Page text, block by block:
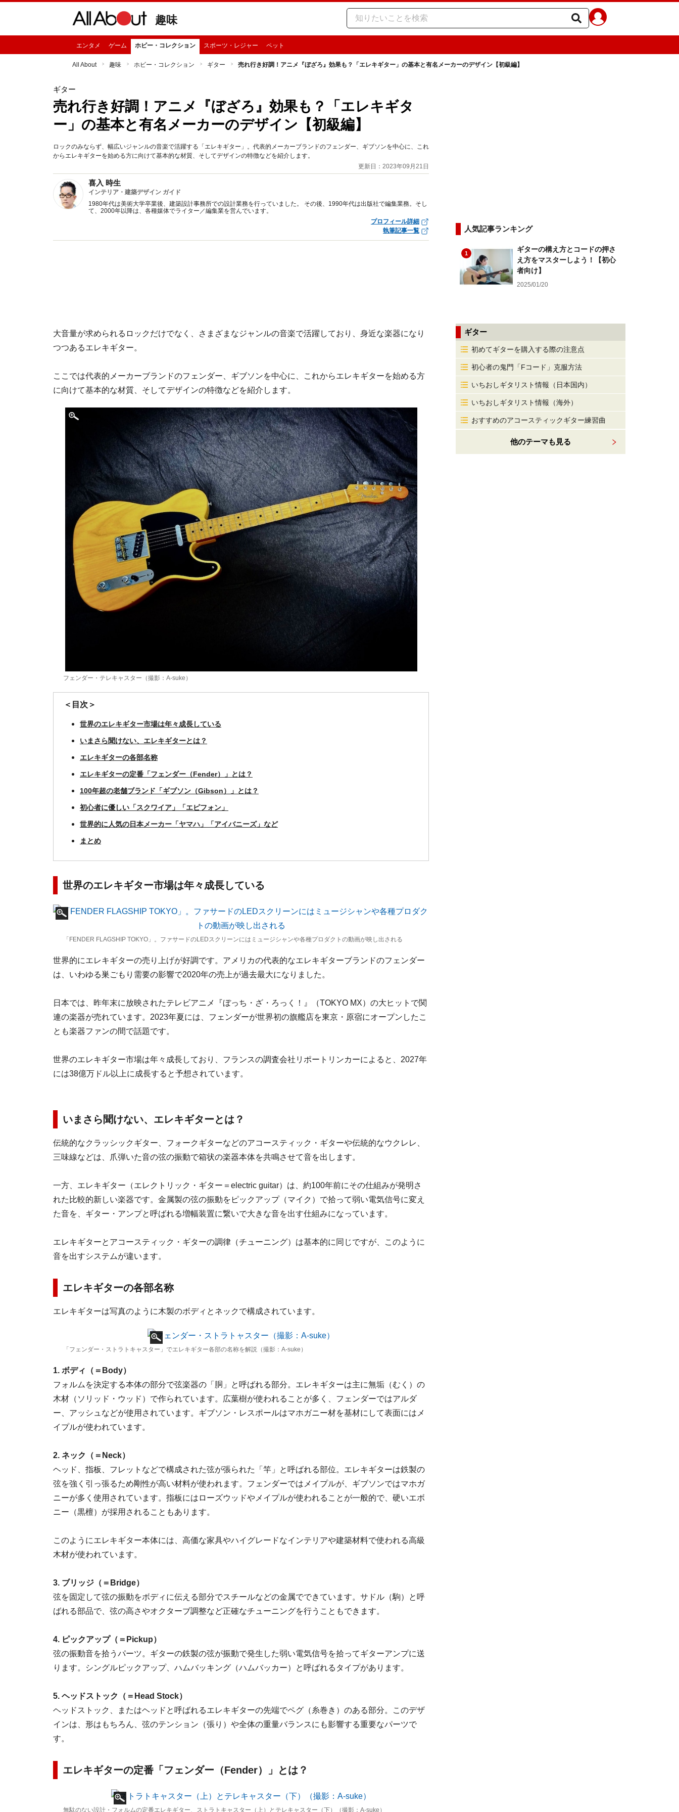
趣味
エンタメ ゲーム ホビー・コレクション スポーツ・レジャー ペット
All About 趣味 ホビー・コレクション ギター 売れ行き好調！アニメ『ぼざろ』効果も？「エレキギター」の基本と有名メーカーのデザイン【初級編】
ギター
売れ行き好調！アニメ『ぼざろ』効果も？「エレキギタ
ー」の基本と有名メーカーのデザイン【初級編】
ロックのみならず、幅広いジャンルの音楽で活躍する「エレキギター」。代表的メーカーブランドのフェンダー、ギブソンを中心に、これ
からエレキギターを始める方に向けて基本的な材質、そしてデザインの特徴などを紹介します。
更新日：2023年09月21日
喜入 時生
インテリア・建築デザイン ガイド
1980年代は美術大学卒業後、建築設計事務所での設計業務を行っていました。 その後、1990年代は出版社で編集業務。そし
て、2000年以降は、各種媒体でライター／編集業を営んでいます。
プロフィール詳細
執筆記事一覧
大音量が求められるロックだけでなく、さまざまなジャンルの音楽で活躍しており、身近な楽器になり
つつあるエレキギター。
ここでは代表的メーカーブランドのフェンダー、ギブソンを中心に、これからエレキギターを始める方
に向けて基本的な材質、そしてデザインの特徴などを紹介します。
フェンダー・テレキャスター（撮影：A-suke）
＜目次＞
世界のエレキギター市場は年々成長している
いまさら聞けない、エレキギターとは？
エレキギターの各部名称
エレキギターの定番「フェンダー（Fender）」とは？
100年超の老舗ブランド「ギブソン（Gibson）」とは？
初心者に優しい「スクワイア」「エピフォン」
世界的に人気の日本メーカー「ヤマハ」「アイバニーズ」など
まとめ
世界のエレキギター市場は年々成長している
「FENDER FLAGSHIP TOKYO」。ファサードのLEDスクリーンにはミュージシャンや各種プロダクトの動画が映し出される
世界的にエレキギターの売り上げが好調です。アメリカの代表的なエレキギターブランドのフェンダー
は、いわゆる巣ごもり需要の影響で2020年の売上が過去最大になりました。
日本では、昨年末に放映されたテレビアニメ『ぼっち・ざ・ろっく！』（TOKYO MX）の大ヒットで関
連の楽器が売れています。2023年夏には、フェンダーが世界初の旗艦店を東京・原宿にオープンしたこ
とも楽器ファンの間で話題です。
世界のエレキギター市場は年々成長しており、フランスの調査会社リポートリンカーによると、2027年
には38億万ドル以上に成長すると予想されています。
いまさら聞けない、エレキギターとは？
伝統的なクラッシックギター、フォークギターなどのアコースティック・ギターや伝統的なウクレレ、
三味線などは、爪弾いた音の弦の振動で箱状の楽器本体を共鳴させて音を出します。
一方、エレキギター（エレクトリック・ギター＝electric guitar）は、約100年前にその仕組みが発明さ
れた比較的新しい楽器です。金属製の弦の振動をピックアップ（マイク）で拾って弱い電気信号に変え
た音を、ギター・アンプと呼ばれる増幅装置に繋いで大きな音を出す仕組みになっています。
エレキギターとアコースティック・ギターの調律（チューニング）は基本的に同じですが、このように
音を出すシステムが違います。
エレキギターの各部名称
エレキギターは写真のように木製のボディとネックで構成されています。
「フェンダー・ストラトキャスター」でエレキギター各部の名称を解説（撮影：A-suke）
1. ボディ（＝Body）
フォルムを決定する本体の部分で弦楽器の「胴」と呼ばれる部分。エレキギターは主に無垢（むく）の
木材（ソリッド・ウッド）で作られています。広葉樹が使われることが多く、フェンダーではアルダ
ー、アッシュなどが使用されています。ギブソン・レスポールはマホガニー材を基材にして表面にはメ
イプルが使われています。
2. ネック（＝Neck）
ヘッド、指板、フレットなどで構成された弦が張られた「竿」と呼ばれる部位。エレキギターは鉄製の
弦を強く引っ張るため剛性が高い材料が使われます。フェンダーではメイプルが、ギブソンではマホガ
ニーが多く使用されています。指板にはローズウッドやメイプルが使われることが一般的で、硬いエボ
ニー（黒檀）が採用されることもあります。
このようにエレキギター本体には、高価な家具やハイグレードなインテリアや建築材料で使われる高級
木材が使われています。
3. ブリッジ（＝Bridge）
弦を固定して弦の振動をボディに伝える部分でスチールなどの金属でできています。サドル（駒）と呼
ばれる部品で、弦の高さやオクターブ調整など正確なチューニングを行うこともできます。
4. ピックアップ（＝Pickup）
弦の振動音を拾うパーツ。ギターの鉄製の弦が振動で発生した弱い電気信号を拾ってギターアンプに送
ります。シングルピックアップ、ハムバッキング（ハムバッカー）と呼ばれるタイプがあります。
5. ヘッドストック（＝Head Stock）
ヘッドストック、またはヘッドと呼ばれるエレキギターの先端でペグ（糸巻き）のある部分。このデザ
インは、形はもちろん、弦のテンション（張り）や全体の重量バランスにも影響する重要なパーツで
す。
エレキギターの定番「フェンダー（Fender）」とは？
無駄のない設計・フォルムの定番エレキギター、ストラトキャスター（上）とテレキャスター（下）（撮影：A-suke）
人気記事ランキング
1
ギターの構え方とコードの押さ
え方をマスターしよう！【初心
者向け】
2025/01/20
ギター
初めてギターを購入する際の注意点
初心者の鬼門「Fコード」克服方法
いちおしギタリスト情報（日本国内）
いちおしギタリスト情報（海外）
おすすめのアコースティックギター練習曲
他のテーマも見る